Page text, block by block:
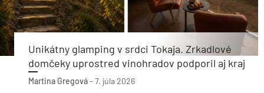
Unikátny glamping v srdci Tokaja. Zrkadlové
domčeky uprostred vinohradov podporil aj kraj
Martina Gregová- 7. júla 2026